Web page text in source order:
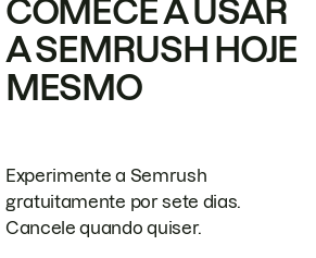
COMECE A USAR
A SEMRUSH HOJE
MESMO
Experimente a Semrush
gratuitamente por sete dias.
Cancele quando quiser.